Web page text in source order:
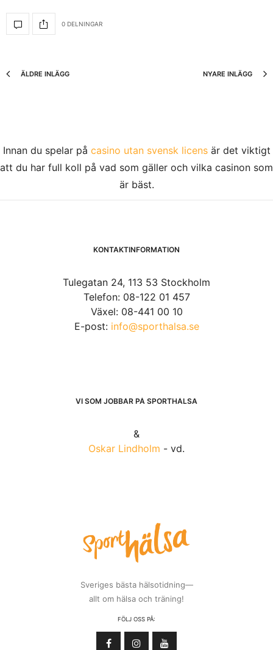
0 DELNINGAR
ÄLDRE INLÄGG NYARE INLÄGG
Innan du spelar på casino utan svensk licensär det viktigt
att du har full koll på vad som gäller och vilka casinon som
är bäst.
KONTAKTINFORMATION
Tulegatan 24, 113 53 Stockholm
Telefon: 08-122 01 457
Växel: 08-441 00 10
E-post: info@sporthalsa.se
VI SOM JOBBAR PÅ SPORTHÄLSA
&
Oskar Lindholm - vd.
Sveriges bästa hälsotidning—
allt om hälsa och träning!
FÖLJ OSS PÅ: